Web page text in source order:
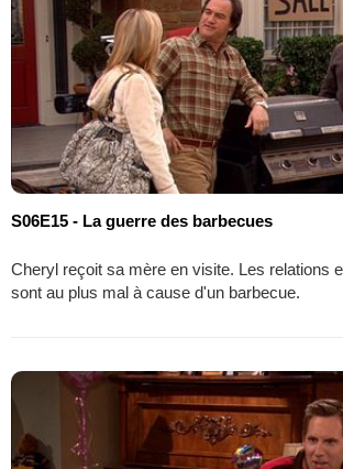
S06E15 - La guerre des barbecues
Cheryl reçoit sa mère en visite. Les relations
sont au plus mal à cause d'un barbecue.